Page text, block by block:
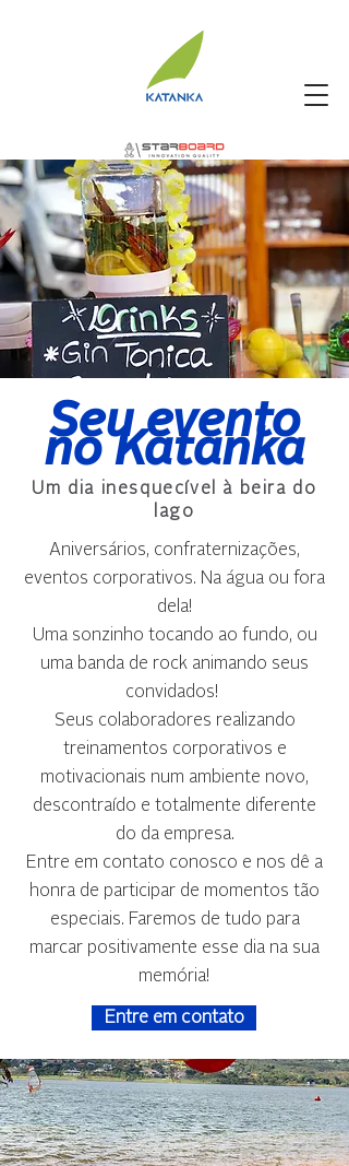
Seu evento
no Katanka
Um dia inesquecível à beira do
lago
Aniversários, confraternizações,
eventos corporativos. Na água ou fora
dela!
Uma sonzinho tocando ao fundo, ou
uma banda de rock animando seus
convidados!
Seus colaboradores realizando
treinamentos corporativos e
motivacionais num ambiente novo,
descontraído e totalmente diferente
do da empresa.
Entre em contato conosco e nos dê a
honra de participar de momentos tão
especiais. Faremos de tudo para
marcar positivamente esse dia na sua
memória!
Entre em contato